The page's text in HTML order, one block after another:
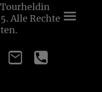
Alle Rechte